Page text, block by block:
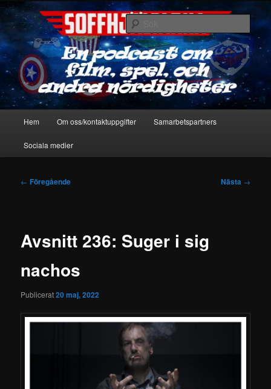
Hoppa
primärt
innehållSoffhjältarna
En podcast om film, spel & andra nördigheter
Sök
Hem Om oss/kontaktuppgifter Samarbetspartners
Sociala medier
Inläggsnavigering
← Föregående Nästa →
Avsnitt 236: Suger i sig
nachos
Publicerat20 maj, 2022